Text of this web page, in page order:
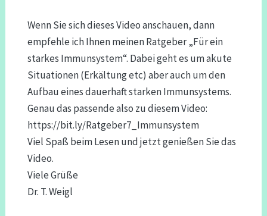
Wenn Sie sich dieses Video anschauen, dann
empfehle ich Ihnen meinen Ratgeber „Für ein
starkes Immunsystem“. Dabei geht es um akute
Situationen (Erkältung etc) aber auch um den
Aufbau eines dauerhaft starken Immunsystems.
Genau das passende also zu diesem Video:
https://bit.ly/Ratgeber7_Immunsystem
Viel Spaß beim Lesen und jetzt genießen Sie das
Video.
Viele Grüße
Dr. T. Weigl